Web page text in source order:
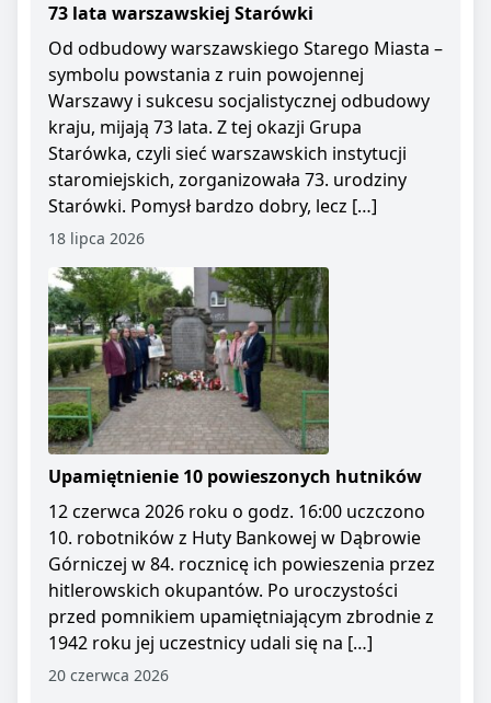
73 lata warszawskiej Starówki
Od odbudowy warszawskiego Starego Miasta –
symbolu powstania z ruin powojennej
Warszawy i sukcesu socjalistycznej odbudowy
kraju, mijają 73 lata. Z tej okazji Grupa
Starówka, czyli sieć warszawskich instytucji
staromiejskich, zorganizowała 73. urodziny
Starówki. Pomysł bardzo dobry, lecz […]
18 lipca 2026
Upamiętnienie 10 powieszonych hutników
12 czerwca 2026 roku o godz. 16:00 uczczono
10. robotników z Huty Bankowej w Dąbrowie
Górniczej w 84. rocznicę ich powieszenia przez
hitlerowskich okupantów. Po uroczystości
przed pomnikiem upamiętniającym zbrodnie z
1942 roku jej uczestnicy udali się na […]
20 czerwca 2026